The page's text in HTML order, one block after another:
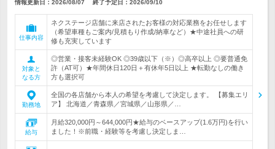
情報更新日：2026/08/07 終了予定日： 2026/09/10
仕事内容
ネクステージ店舗に来店されたお客様の対応業務をお任せします
（希望車種もご案内/見積もり作成/納車など）★中途社員への研
修も充実しています
対象と
なる方
◎営業・接客未経験OK ◎39歳以下（※）◎高卒以上 ◎要普通免
許（AT可）★年間休日120日＋有休年5日以上 ★転勤なしの働き
方も選択可
勤務地
全国の各店舗から本人の希望を考慮して決定します。 【募集エリ
ア】 北海道／青森県／宮城県／山形県／…
給与
月給320,000円～644,000円★給与のベースアップ(1.6万円)を行い
ました！※前職・経験等を考慮し決定しま…